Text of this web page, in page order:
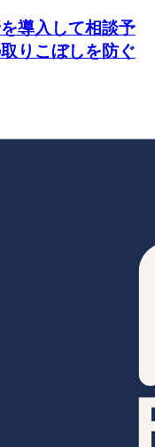
導入して相談予
りこぼしを防ぐ